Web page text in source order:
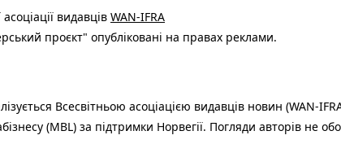
видавців WAN-IFRA
проєкт" опубліковані на правах реклами.
Всесвітньою асоціацією видавців новин (WAN-
(MBL) за підтримки Норвегії. Погляди авторів не